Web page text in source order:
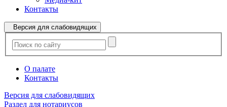
Контакты
Версия для слабовидящих
О палате
Контакты
Версия для слабовидящих
Раздел для нотариусов